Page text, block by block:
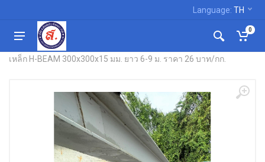
Language: TH
0
เหล็กไอ-บีม, เหล็ก เอช-บีม
เหล็ก H-BEAM 300x300x15 มม. ยาว 6-9 ม. ราคา 26 บาท/กก.